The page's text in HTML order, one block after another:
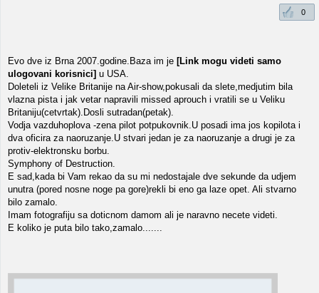
0
Evo dve iz Brna 2007.godine.Baza im je [Link mogu videti samo
ulogovani korisnici] u USA.
Doleteli iz Velike Britanije na Air-show,pokusali da slete,medjutim bila
vlazna pista i jak vetar napravili missed aprouch i vratili se u Veliku
Britaniju(cetvrtak).Dosli sutradan(petak).
Vodja vazduhoplova -zena pilot potpukovnik.U posadi ima jos kopilota i
dva oficira za naoruzanje.U stvari jedan je za naoruzanje a drugi je za
protiv-elektronsku borbu.
Symphony of Destruction.
E sad,kada bi Vam rekao da su mi nedostajale dve sekunde da udjem
unutra (pored nosne noge pa gore)rekli bi eno ga laze opet. Ali stvarno
bilo zamalo.
Imam fotografiju sa doticnom damom ali je naravno necete videti.
E koliko je puta bilo tako,zamalo.......